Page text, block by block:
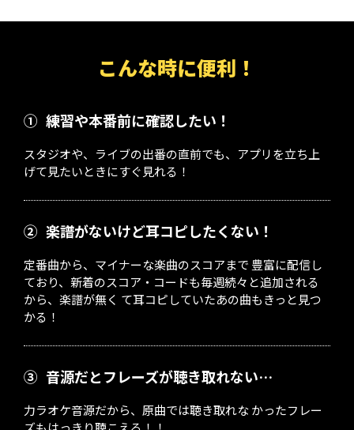
こんな時に便利！
① 練習や本番前に確認したい！
スタジオや、ライブの出番の直前でも、アプリを立ち上
げて見たいときにすぐ見れる！
② 楽譜がないけど耳コピしたくない！
定番曲から、マイナーな楽曲のスコアまで 豊富に配信し
ており、新着のスコア・コードも毎週続々と追加される
から、楽譜が無く て耳コピしていたあの曲もきっと見つ
かる！
③ 音源だとフレーズが聴き取れない…
力ラオケ音源だから、原曲では聴き取れな かったフレー